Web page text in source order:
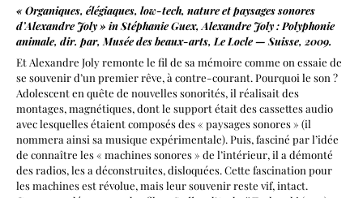
« Organiques, élégiaques, low-tech, nature et paysages sonores
d’Alexandre Joly » in Stéphanie Guex, Alexandre Joly : Polyphonie
animale, dir. par, Musée des beaux-arts, Le Locle — Suisse, 2009.
Et Alexandre Joly remonte le fil de sa mémoire comme on essaie de
se souvenir d’un premier rêve, à contre-courant. Pourquoi le son ?
Adolescent en quête de nouvelles sonorités, il réalisait des
montages, magnétiques, dont le support était des cassettes audio
avec lesquelles étaient composés des « paysages sonores » (il
nommera ainsi sa musique expérimentale). Puis, fasciné par l’idée
de connaître les « machines sonores » de l’intérieur, il a démonté
des radios, les a déconstruites, disloquées. Cette fascination pour
les machines est révolue, mais leur souvenir reste vif, intact.